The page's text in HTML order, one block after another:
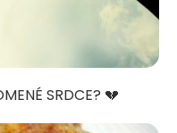
SRDCE? 💔